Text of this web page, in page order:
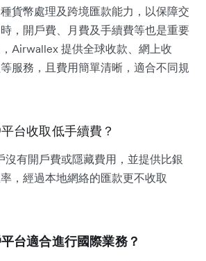
貨幣處理及跨境匯款能力，以保障交
，開戶費、月費及手續費等也是重要
Airwallex 提供全球收款、網上收
服務，且費用簡單清晰，適合不同規
台收取低手續費？
有開戶費或隱藏費用，並提供比銀
，經過本地網絡的匯款更不收取
台適合進行國際業務？